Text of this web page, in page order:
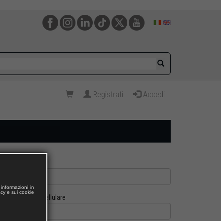
Registrati Accedi
Cellulare
in
e sui cookie